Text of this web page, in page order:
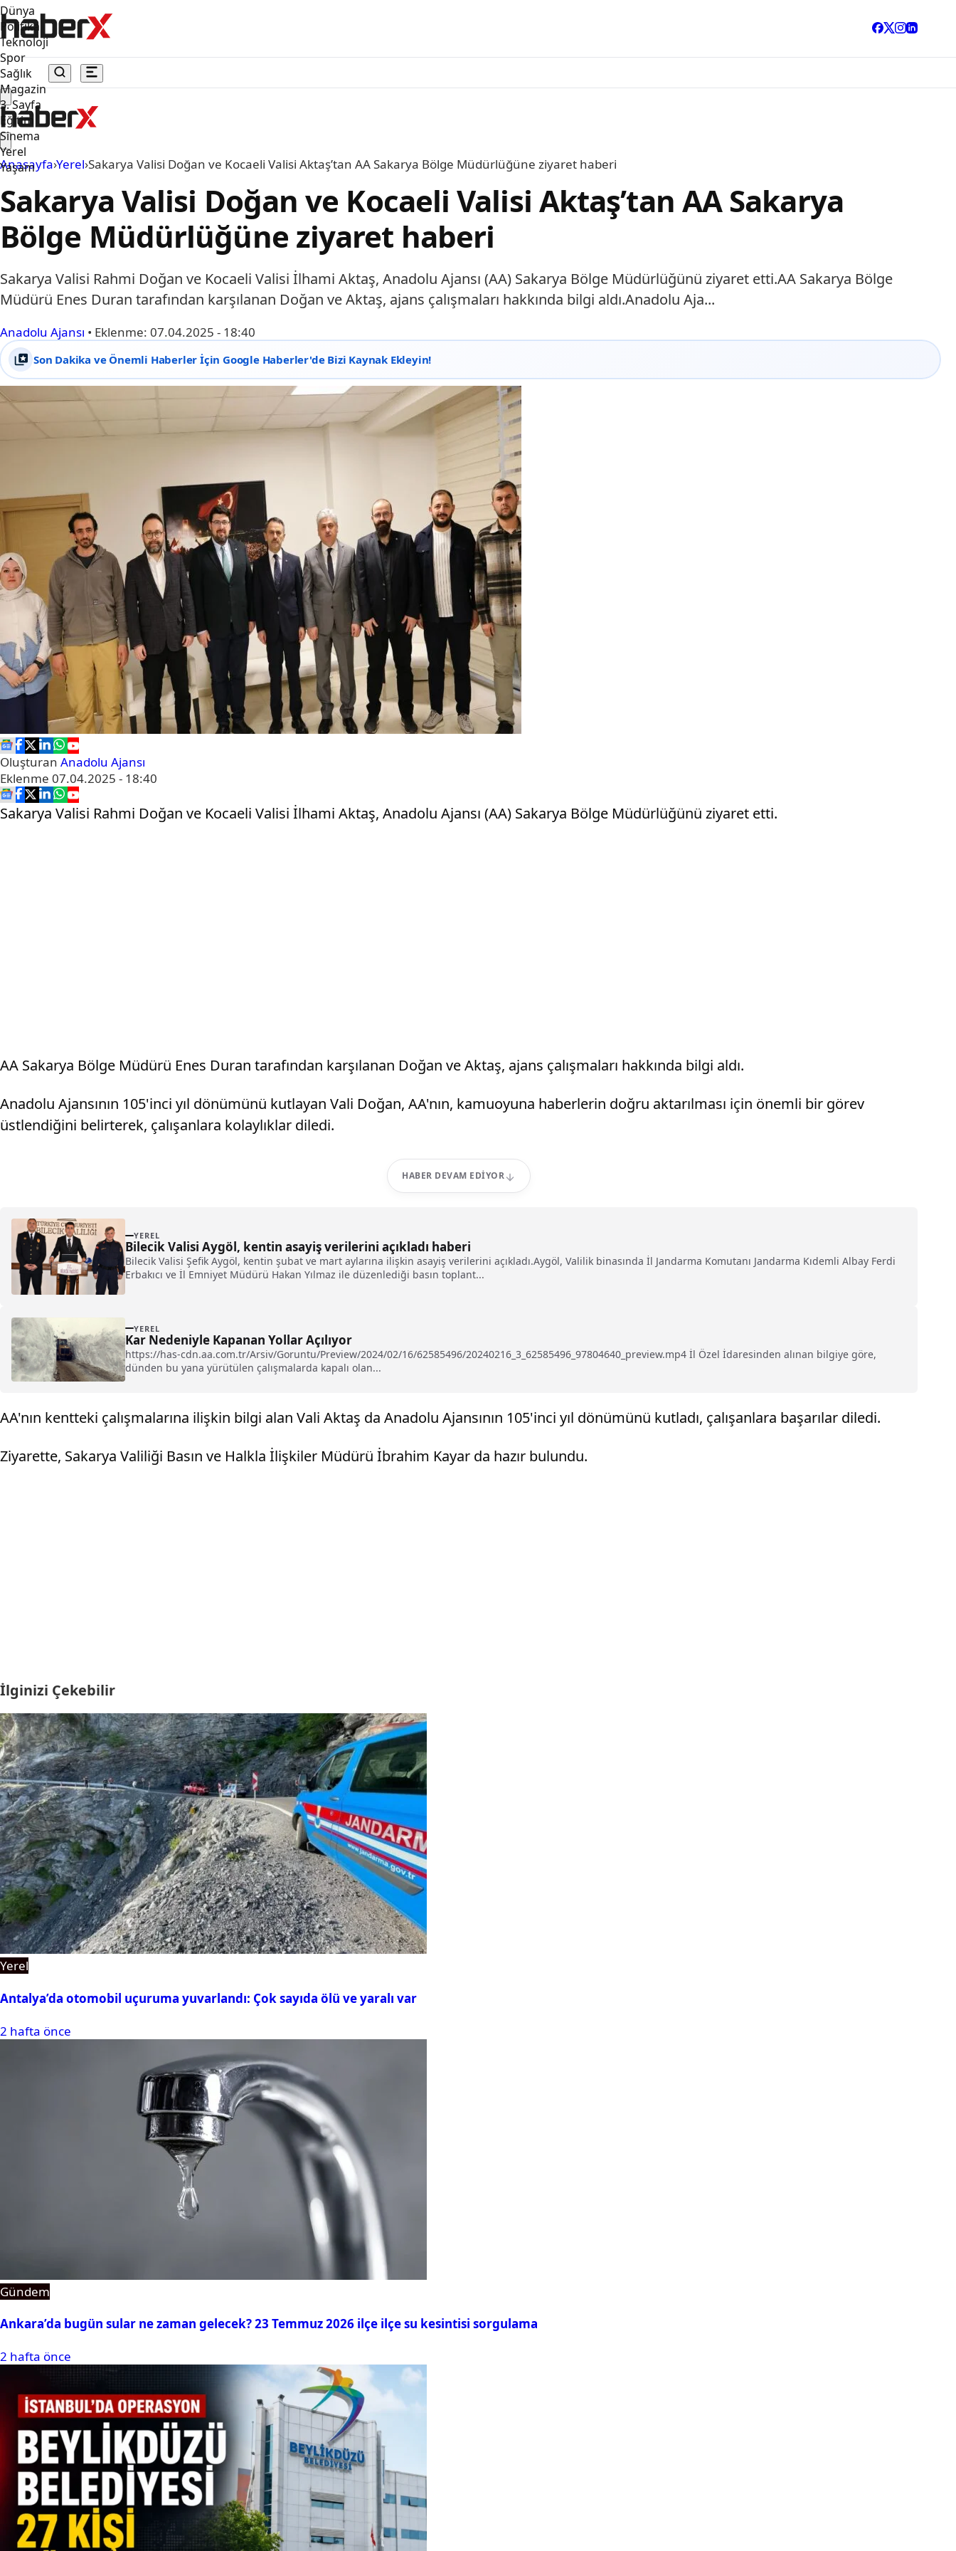
Dünya
Politika
Teknoloji
Spor
Sağlık
Magazin
3. Sayfa
Eğitim
Sinema
Yerel
Yaşam
Anasayfa›Yerel›Sakarya Valisi Doğan ve Kocaeli Valisi Aktaş’tan AA Sakarya Bölge Müdürlüğüne ziyaret haberi
Sakarya Valisi Doğan ve Kocaeli Valisi Aktaş’tan AA Sakarya
Bölge Müdürlüğüne ziyaret haberi
Sakarya Valisi Rahmi Doğan ve Kocaeli Valisi İlhami Aktaş, Anadolu Ajansı (AA) Sakarya Bölge Müdürlüğünü ziyaret etti.AA Sakarya Bölge
Müdürü Enes Duran tarafından karşılanan Doğan ve Aktaş, ajans çalışmaları hakkında bilgi aldı.Anadolu Aja...
Anadolu Ajansı • Eklenme: 07.04.2025 - 18:40
Son Dakika ve Önemli Haberler İçin Google Haberler'de Bizi Kaynak Ekleyin!
Oluşturan Anadolu Ajansı
Eklenme 07.04.2025 - 18:40
Sakarya Valisi Rahmi Doğan ve Kocaeli Valisi İlhami Aktaş, Anadolu Ajansı (AA) Sakarya Bölge Müdürlüğünü ziyaret etti.
AA Sakarya Bölge Müdürü Enes Duran tarafından karşılanan Doğan ve Aktaş, ajans çalışmaları hakkında bilgi aldı.
Anadolu Ajansının 105'inci yıl dönümünü kutlayan Vali Doğan, AA'nın, kamuoyuna haberlerin doğru aktarılması için önemli bir görev
üstlendiğini belirterek, çalışanlara kolaylıklar diledi.
HABER DEVAM EDIYOR
YEREL
Bilecik Valisi Aygöl, kentin asayiş verilerini açıkladı haberi
Bilecik Valisi Şefik Aygöl, kentin şubat ve mart aylarına ilişkin asayiş verilerini açıkladı.Aygöl, Valilik binasında İl Jandarma Komutanı Jandarma Kıdemli Albay Ferdi
Erbakıcı ve İl Emniyet Müdürü Hakan Yılmaz ile düzenlediği basın toplant...
YEREL
Kar Nedeniyle Kapanan Yollar Açılıyor
https://has-cdn.aa.com.tr/Arsiv/Goruntu/Preview/2024/02/16/62585496/20240216_3_62585496_97804640_preview.mp4 İl Özel İdaresinden alınan bilgiye göre,
dünden bu yana yürütülen çalışmalarda kapalı olan...
AA'nın kentteki çalışmalarına ilişkin bilgi alan Vali Aktaş da Anadolu Ajansının 105'inci yıl dönümünü kutladı, çalışanlara başarılar diledi.
Ziyarette, Sakarya Valiliği Basın ve Halkla İlişkiler Müdürü İbrahim Kayar da hazır bulundu.
İlginizi Çekebilir
Yerel
Antalya’da otomobil uçuruma yuvarlandı: Çok sayıda ölü ve yaralı var
2 hafta önce
Gündem
Ankara’da bugün sular ne zaman gelecek? 23 Temmuz 2026 ilçe ilçe su kesintisi sorgulama
2 hafta önce